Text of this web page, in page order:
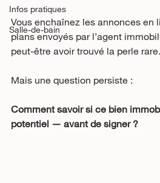
Infos pratiques
Salle-de-bain
Vous enchaînez les annonces en
plans envoyés par l’agent
peut-être avoir trouvé la perle rare.
Mais une question persiste :
Comment savoir si ce bien
potentiel — avant de signer ?